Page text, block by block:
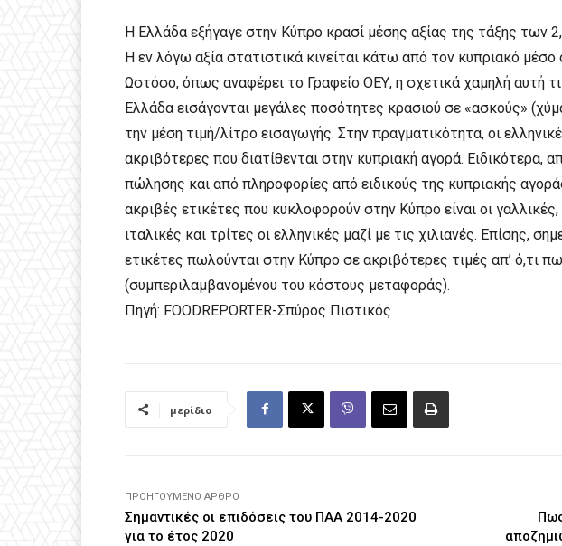
Η Ελλάδα εξήγαγε στην Κύπρο κρασί μέσης αξίας της τάξης των
Η εν λόγω αξία στατιστικά κινείται κάτω από τον κυπριακό
Ωστόσο, όπως αναφέρει το Γραφείο ΟΕΥ, η σχετικά χαμηλή αυτή
Ελλάδα εισάγονται μεγάλες ποσότητες κρασιού σε «ασκούς»
την μέση τιμή/λίτρο εισαγωγής. Στην πραγματικότητα, οι
ακριβότερες που διατίθενται στην κυπριακή αγορά. Ειδικότερα,
πώλησης και από πληροφορίες από ειδικούς της κυπριακής
ακριβές ετικέτες που κυκλοφορούν στην Κύπρο είναι οι
ιταλικές και τρίτες οι ελληνικές μαζί με τις χιλιανές. Επίσης,
ετικέτες πωλούνται στην Κύπρο σε ακριβότερες τιμές απ’ ό,τι
(συμπεριλαμβανομένου του κόστους μεταφοράς).
Πηγή: FOODREPORTER-Σπύρος Πιστικός
μερίδιο
ΠΡΟΗΓΟΎΜΕΝΟ ΆΡΘΡΟ
Σημαντικές οι επιδόσεις του ΠΑΑ 2014-2020
για το έτος 2020